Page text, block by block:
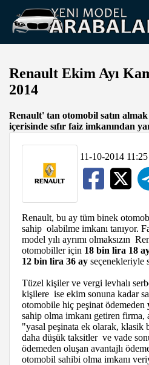
Renault Ekim Ayı
2014
Renault' tan otomobil satın
içerisinde sıfır faiz imkanından
11-10-2014 11:25
Renault, bu ay tüm binek
sahip olabilme imkanı tanıyor.
model yılı ayrımı olmaksızın
otomobiller için 18 bin lira 18
12 bin lira 36 ay seçenekleriyle
Tüzel kişiler ve vergi levhalı
kişilere ise ekim sonuna kadar
otomobile hiç peşinat ödemeden
sahip olma imkanı getiren
"yasal peşinata ek olarak, klasik
daha düşük taksitler ve vade
ödemeden oluşan avantajlı
otomobil sahibi olma imkanı